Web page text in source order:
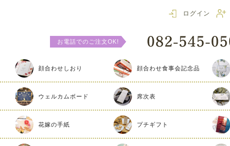
ログイン
お電話でのご注文OK!
顔合わせしおり 顔合わせ食事会記念品
ウェルカムボード 席次表
花嫁の手紙 プチギフト